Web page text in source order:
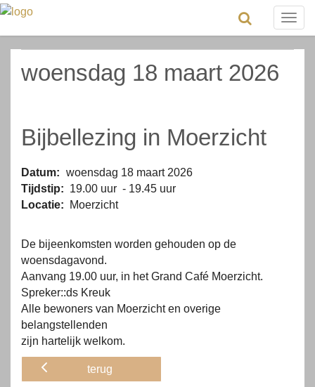
woensdag 18 maart 2026
Bijbellezing in Moerzicht
Datum: woensdag 18 maart 2026
Tijdstip: 19.00 uur - 19.45 uur
Locatie: Moerzicht
De bijeenkomsten worden gehouden op de
woensdagavond.
Aanvang 19.00 uur, in het Grand Café Moerzicht.
Spreker::ds Kreuk
Alle bewoners van Moerzicht en overige
belangstellenden
zijn hartelijk welkom.
terug